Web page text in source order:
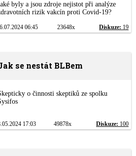
byly a jsou zdroje nejistot při analýze
rizik vakcín proti Covid-19?
06:45 23648x Diskuze: 19
se nestát BLBem
o činnosti skeptiků ze spolku
17:03 49878x Diskuze: 100